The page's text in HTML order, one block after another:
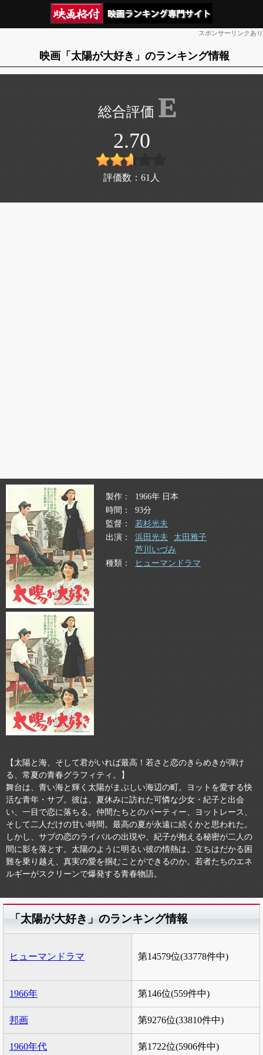
スポンサーリンクあり
映画「太陽が大好き」のランキング情報
E
2.70
評価数： 61 人
製作
1966年 日本
時間
93分
監督
若杉光夫
出演
浜田光夫
太田雅子
芦川いづみ
種類
ヒューマンドラマ
【太陽と海、そして君がいれば最高！若さと恋のきらめきが弾け
る、常夏の青春グラフィティ。】
舞台は、青い海と輝く太陽がまぶしい海辺の町。ヨットを愛する快
活な青年・サブ。彼は、夏休みに訪れた可憐な少女・紀子と出会
い、一目で恋に落ちる。仲間たちとのパーティー、ヨットレース、
そして二人だけの甘い時間。最高の夏が永遠に続くかと思われた。
しかし、サブの恋のライバルの出現や、紀子が抱える秘密が二人の
間に影を落とす。太陽のように明るい彼の情熱は、立ちはだかる困
難を乗り越え、真実の愛を掴むことができるのか。若者たちのエネ
ルギーがスクリーンで爆発する青春物語。
「太陽が大好き」のランキング情報
ヒューマンドラマ 第14579位(33778件中)
1966年 第146位(559件中)
邦画 第9276位(33810件中)
1960年代 第1722位(5906件中)